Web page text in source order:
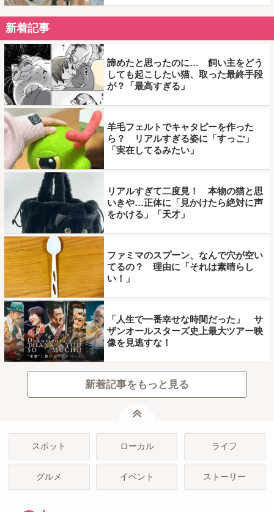
新着記事
諦めたと思ったのに… 飼い主をどう
しても起こしたい猫、取った最終手段
が？「最高すぎる」
羊毛フェルトでキャタピーを作った
ら？ リアルすぎる姿に「すっご」
「実在してるみたい」
リアルすぎて二度見！ 本物の猫と思
いきや…正体に「見かけたら絶対に声
をかける」「天才」
ファミマのスプーン、なんで穴が空い
てるの？ 理由に「それは素晴らし
い！」
「人生で一番幸せな時間だった」 サ
ザンオールスターズ史上最大ツアー映
像を見逃すな！
新着記事をもっと見る
スポット ローカル ライフ
グルメ イベント ストーリー